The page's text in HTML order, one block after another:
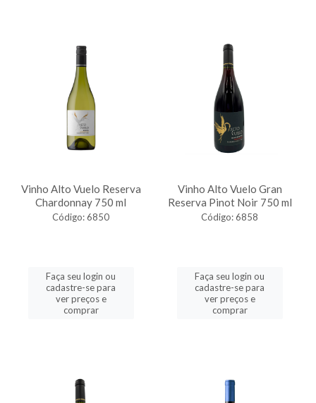
Vinho Alto Vuelo Reserva
Chardonnay 750 ml
Código: 6850
Faça seu login ou
cadastre-se para
ver preços e
comprar
Vinho Alto Vuelo Gran
Reserva Pinot Noir 750 ml
Código: 6858
Faça seu login ou
cadastre-se para
ver preços e
comprar